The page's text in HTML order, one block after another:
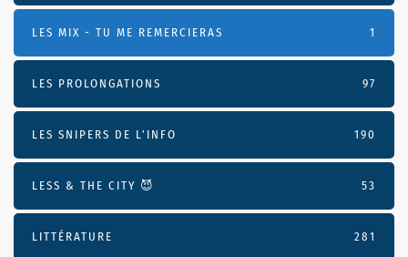
LES MIX - TU ME REMERCIERAS 1
LES PROLONGATIONS 97
LES SNIPERS DE L’INFO 190
LESS & THE CITY 😈 53
LITTÉRATURE 281